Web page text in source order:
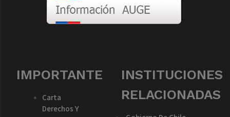
IMPORTANTE
Carta
Derechos Y
INSTITUCIONES
RELACIONADAS